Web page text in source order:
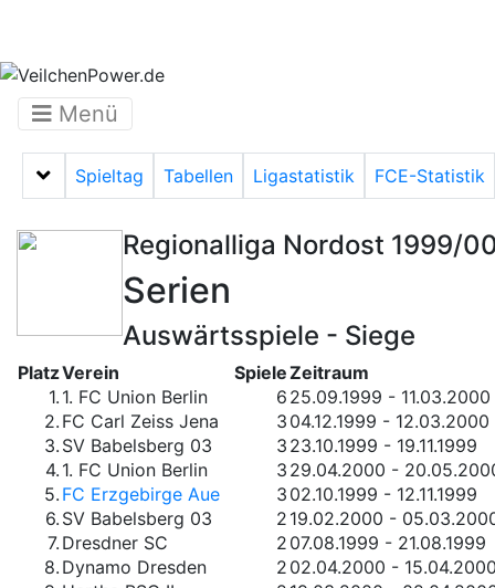
Menü
Menü auf-/zuklappen
Spieltag Tabellen Ligastatistik FCE-Statistik
Regionalliga Nordost 1999/
Serien
Auswärtsspiele - Siege
PlatzVerein SpieleZeitraum
1. 1. FC Union Berlin 6 25.09.1999 - 11.03.2000
2. FC Carl Zeiss Jena 3 04.12.1999 - 12.03.2000
3. SV Babelsberg 03 3 23.10.1999 - 19.11.1999
4. 1. FC Union Berlin 3 29.04.2000 -
5. FC Erzgebirge Aue 3 02.10.1999 - 12.11.1999
6. SV Babelsberg 03 2 19.02.2000 -
7. Dresdner SC 2 07.08.1999 - 21.08.1999
8. Dynamo Dresden 2 02.04.2000 -